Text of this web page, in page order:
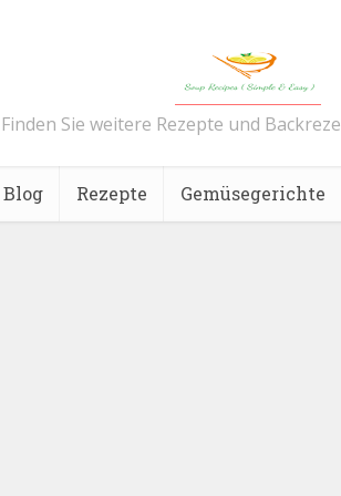
Finden Sie weitere Rezepte und
Blog Rezepte Gemüsegerichte